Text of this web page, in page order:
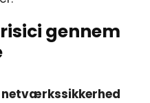
gennem